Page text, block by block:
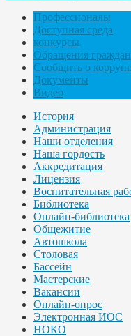
Профессионалы
Доступная среда
конкурсы
Обращения граждан
Сообщить о
Документы
Видео
История
Администрация
Наши отделения
Наша гордость
Аккредитация
Лицензия
Воспитательная
Библиотека
Онлайн-библиотека
Общежитие
Автошкола
Столовая
Бассейн
Мастерские
Вакансии
Онлайн-опрос
Электронная ИОС
НОКО